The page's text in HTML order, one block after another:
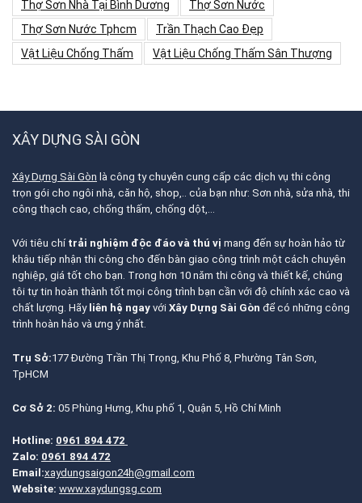
Thợ Sơn Nhà Tại Bình Dương
Thợ Sơn Nước
Thợ Sơn Nước Tphcm
Trần Thạch Cao Đẹp
Vật Liệu Chống Thấm
Vật Liệu Chống Thấm Sân Thượng
XÂY DỰNG SÀI GÒN
Xây Dựng Sài Gòn là công ty chuyên cung cấp các dịch vụ thi công
trọn gói cho ngôi nhà, căn hộ, shop,.. của bạn như: Sơn nhà, sửa nhà, thi
công thạch cao, chống thấm, chống dột,…
Với tiêu chí trải nghiệm độc đáo và thú vị mang đến sự hoàn hảo từ
khâu tiếp nhận thi công cho đến bàn giao công trình một cách chuyên
nghiệp, giá tốt cho bạn. Trong hơn 10 năm thi công và thiết kế, chúng
tôi tự tin hoàn thành tốt mọi công trình bạn cần với độ chính xác cao và
chất lượng. Hãy liên hệ ngay với Xây Dựng Sài Gòn để có những công
trình hoàn hảo và ưng ý nhất.
Trụ Sở:177 Đường Trần Thị Trọng, Khu Phố 8, Phường Tân Sơn,
TpHCM
Cơ Sở 2: 05 Phùng Hưng, Khu phố 1, Quận 5, Hồ Chí Minh
Hotline: 0961 894 472
Zalo: 0961 894 472
Email:xaydungsaigon24h@gmail.com
Website: www.xaydungsg.com